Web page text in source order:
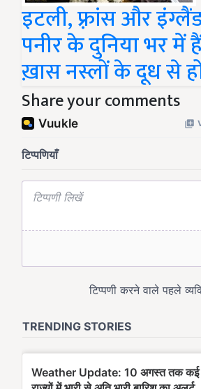
इटली, फ़्रांस और
पनीर के दुनिया भर में
ख़ास नस्लों के दूध से
Share your comments